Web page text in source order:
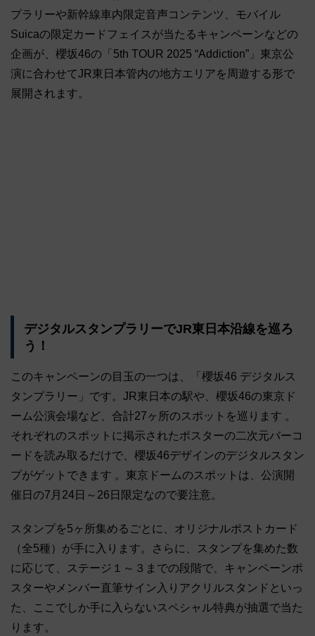
プラリーや新幹線車内限定音声コンテンツ、モバイル
Suicaの限定カードフェイスが当たるキャンペーンなどの
企画が、櫻坂46の「5th TOUR 2025 “Addiction”」東京公
演に合わせてJR東日本管内の地方エリアを周遊する形で
展開されます。
デジタルスタンプラリーでJR東日本沿線を巡ろ
う！
このキャンペーンの目玉の一つは、「櫻坂46 デジタルス
タンプラリー」です。JR東日本の駅や、櫻坂46の東京ド
ーム公演会場など、合計27ヶ所のスポットを巡ります 。
それぞれのスポットに掲示されたポスターの二次元バーコ
ードを読み取るだけで、櫻坂46デザインのデジタルスタン
プがゲットできます 。東京ドームのスポットは、公演開
催日の7月24日～26日限定なので要注意。
スタンプを5ヶ所集めるごとに、オリジナルポストカード
（全5種）が手に入ります。さらに、スタンプを集めた数
に応じて、ステージ１～３までの段階で、キャンペーンポ
スターやメンバー直筆サイン入りアクリルスタンドといっ
た、ここでしか手に入らないスペシャル特典が抽選で当た
ります。